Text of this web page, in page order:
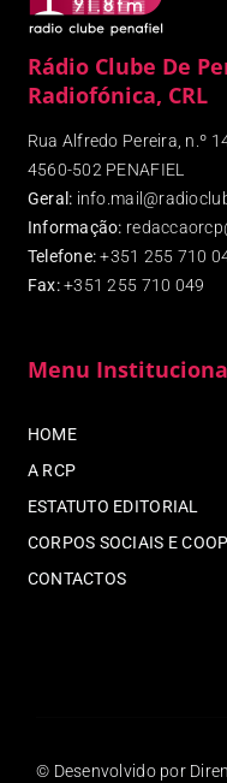
Rádio Clube De
Radiofónica, CRL
Rua Alfredo Pereira, n.º
4560-502 PENAFIEL
Geral:
Informação:
Telefone: +351 255 710
Fax:+351 255 710 049
Menu
HOME
A RCP
ESTATUTO EDITORIAL
CORPOS SOCIAIS E
CONTACTOS
© Desenvolvido por